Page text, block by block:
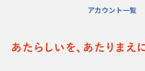
アカウント一覧